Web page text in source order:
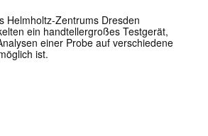
Helmholtz-Zentrums Dresden
ein handtellergroßes Testgerät,
einer Probe auf verschiedene
ist.